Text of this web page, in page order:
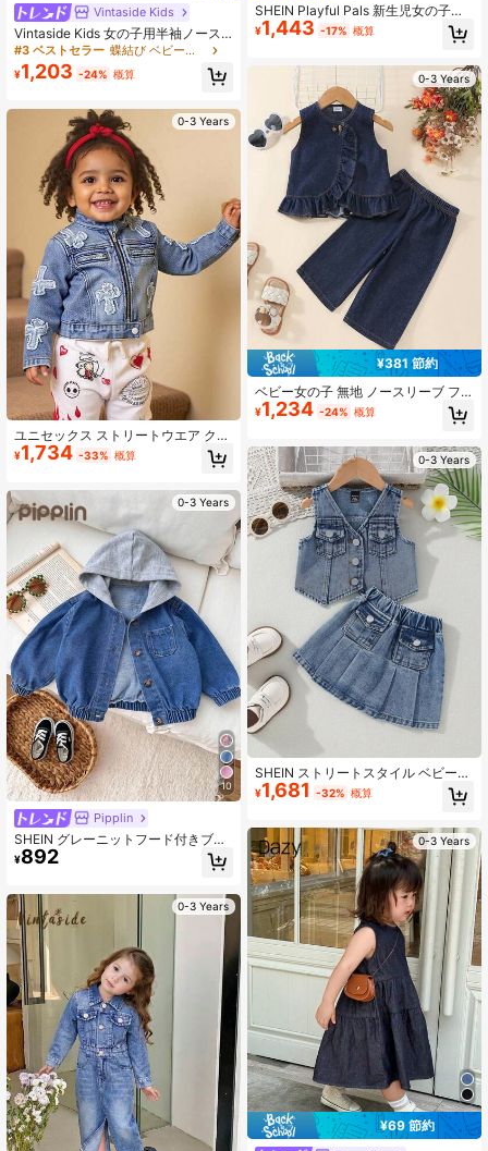
Vintaside Kids
Vintaside Kids 女の子用半袖ノース
リーブセット、アイボリーのトップ
ス+ライトブルーのデニムスカート。
トップスはノースリーブ、伸縮性の
部にピンクのリボン刺繍が施されて
います。スカートはライトウォッシ
ュのデニム素材の短めのスカート
で、白のリボン刺繍がデコレーショ
ンされています。全体的にかわいら
しいスタイルで、夏の着用、日常外
出、幼稚園、パーティ、ファミリー
レジャーなどに適しています。
#3 ベストセラー 蝶結び ベビーガールズデニム
¥1,203 -24% 概算
0-3 Years
ユニセックス ストリートウエア クー
ル クロス 刺繍 ダメージデニム バイ
クジャケット、ミディアムブルー、
ット スタンドカラー、年中コーデに
欠かせないママ&ベビー向けファッシ
ョンアイテム
¥1,734 -33% 概算
0-3 Years
10
Pipplin
SHEIN グレーニットフード付きブル
ーデニム長袖ジャケット ベビーガー
ル用
¥892
0-3 Years
SHEIN Playful Pals 新生児女の子用
ディープブルー ラッフルトリム ヴィ
ンテージ風 ファッショナブル デニム
び、旅行、バケーション、親子アク
ティビティ、パーティー集会、その
他のシーンに適し、自宅、お出か
け、日常着に最適
¥1,443 -17% 概算
0-3 Years
¥381 節約
ベビー女の子 無地 ノースリーブ フ
リル デニムトップ&ソフトウォッシ
ュデニムパンツ 2点セットアウトフ
¥1,234 -24% 概算
0-3 Years
SHEIN ストリートスタイル ベビーガ
ール 夏用 デニムベスト+スカートセ
ット
¥1,681 -32% 概算
0-3 Years
¥69 節約